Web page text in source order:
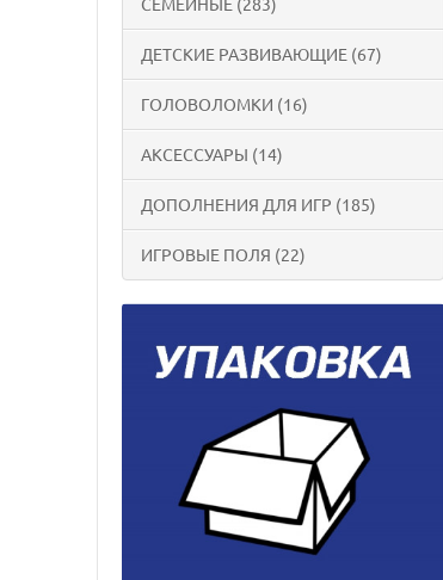
ДЕТСКИЕ РАЗВИВАЮЩИЕ (67)
ГОЛОВОЛОМКИ (16)
АКСЕССУАРЫ (14)
ДОПОЛНЕНИЯ ДЛЯ ИГР (185)
ИГРОВЫЕ ПОЛЯ (22)